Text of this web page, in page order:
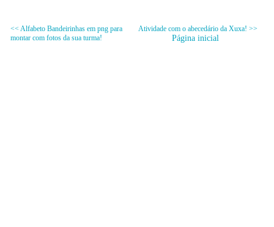
<< Alfabeto Bandeirinhas em png para
montar com fotos da sua turma!
Atividade com o abecedário da Xuxa! >>
Página inicial